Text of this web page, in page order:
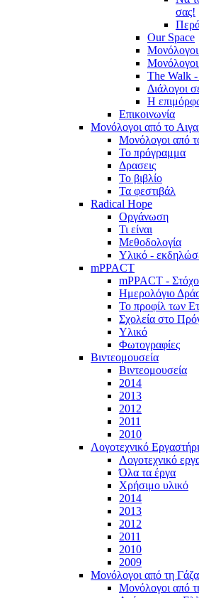
σας!
Our Space
Μονόλογοι
Μονόλογοι
The Walk -
Διάλογοι
Η
Επικοινωνία
Μονόλογοι από το
Μονόλογοι από
Το πρόγραμμα
Δρασεις
Το βιβλίο
Τα φεστιβάλ
Radical Hope
Οργάνωση
Τι είναι
Μεθοδολογία
Υλικό -
mPPACT
mPPACT -
Ημερολόγιο
Το προφίλ των
Σχολεία στο
Υλικό
Φωτογραφίες
Βιντεομουσεία
Βιντεομουσεία
2014
2013
2012
2011
2010
Λογοτεχνικό
Λογοτεχνικό
Όλα τα έργα
Χρήσιμο υλικό
2014
2013
2012
2011
2010
2009
Μονόλογοι από τη Γάζα
Μονόλογοι από